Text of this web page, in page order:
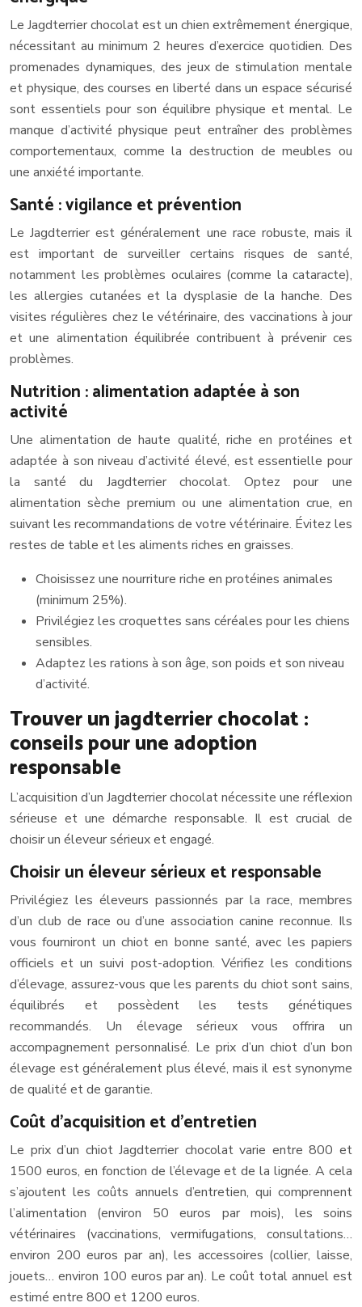
Le Jagdterrier chocolat est un chien extrêmement énergique,
nécessitant au minimum 2 heures d’exercice quotidien. Des
promenades dynamiques, des jeux de stimulation mentale
et physique, des courses en liberté dans un espace sécurisé
sont essentiels pour son équilibre physique et mental. Le
manque d’activité physique peut entraîner des problèmes
comportementaux, comme la destruction de meubles ou
une anxiété importante.
Santé : vigilance et prévention
Le Jagdterrier est généralement une race robuste, mais il
est important de surveiller certains risques de santé,
notamment les problèmes oculaires (comme la cataracte),
les allergies cutanées et la dysplasie de la hanche. Des
visites régulières chez le vétérinaire, des vaccinations à jour
et une alimentation équilibrée contribuent à prévenir ces
problèmes.
Nutrition : alimentation adaptée à son
activité
Une alimentation de haute qualité, riche en protéines et
adaptée à son niveau d’activité élevé, est essentielle pour
la santé du Jagdterrier chocolat. Optez pour une
alimentation sèche premium ou une alimentation crue, en
suivant les recommandations de votre vétérinaire. Évitez les
restes de table et les aliments riches en graisses.
Choisissez une nourriture riche en protéines animales
(minimum 25%).
Privilégiez les croquettes sans céréales pour les chiens
sensibles.
Adaptez les rations à son âge, son poids et son niveau
d’activité.
Trouver un jagdterrier chocolat :
conseils pour une adoption
responsable
L’acquisition d’un Jagdterrier chocolat nécessite une réflexion
sérieuse et une démarche responsable. Il est crucial de
choisir un éleveur sérieux et engagé.
Choisir un éleveur sérieux et responsable
Privilégiez les éleveurs passionnés par la race, membres
d’un club de race ou d’une association canine reconnue. Ils
vous fourniront un chiot en bonne santé, avec les papiers
officiels et un suivi post-adoption. Vérifiez les conditions
d’élevage, assurez-vous que les parents du chiot sont sains,
équilibrés et possèdent les tests génétiques
recommandés. Un élevage sérieux vous offrira un
accompagnement personnalisé. Le prix d’un chiot d’un bon
élevage est généralement plus élevé, mais il est synonyme
de qualité et de garantie.
Coût d’acquisition et d’entretien
Le prix d’un chiot Jagdterrier chocolat varie entre 800 et
1500 euros, en fonction de l’élevage et de la lignée. A cela
s’ajoutent les coûts annuels d’entretien, qui comprennent
l’alimentation (environ 50 euros par mois), les soins
vétérinaires (vaccinations, vermifugations, consultations…
environ 200 euros par an), les accessoires (collier, laisse,
jouets… environ 100 euros par an). Le coût total annuel est
estimé entre 800 et 1200 euros.